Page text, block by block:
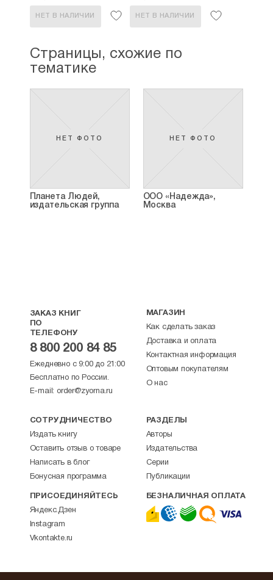
НЕТ В НАЛИЧИИ НЕТ В НАЛИЧИИ
Страницы, схожие по
тематике
НЕТ ФОТО
Планета Людей,
издательская группа
НЕТ ФОТО
ООО «Надежда»,
Москва
ЗАКАЗ КНИГ
ПО
ТЕЛЕФОНУ
8 800 200 84 85
Ежедневно с 9:00 до 21:00
Бесплатно по России.
E-mail: order@zyorna.ru
МАГАЗИН
Как сделать заказ
Доставка и оплата
Контактная информация
Оптовым покупателям
О нас
СОТРУДНИЧЕСТВО
Издать книгу
Оставить отзыв о товаре
Написать в блог
Бонусная программа
РАЗДЕЛЫ
Авторы
Издательства
Серии
Публикации
ПРИСОЕДИНЯЙТЕСЬ
Яндекс.Дзен
Instagram
Vkontakte.ru
БЕЗНАЛИЧНАЯ ОПЛАТА